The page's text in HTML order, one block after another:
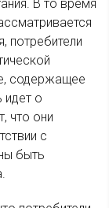
В то время
потребители
содержащее
идет о
что они
с
быть